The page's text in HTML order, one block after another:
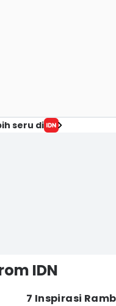
seru di
IDN
7 Inspirasi